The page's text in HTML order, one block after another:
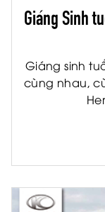
Giáng Sinh
Giáng sinh
cùng nhau,